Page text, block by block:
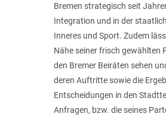
Bremen strategisch seit
Integration und in der
Inneres und Sport. Zudem
Nähe seiner frisch gewählten
den Bremer Beiräten sehen
deren Auftritte sowie die
Entscheidungen in den
Anfragen, bzw. die seines